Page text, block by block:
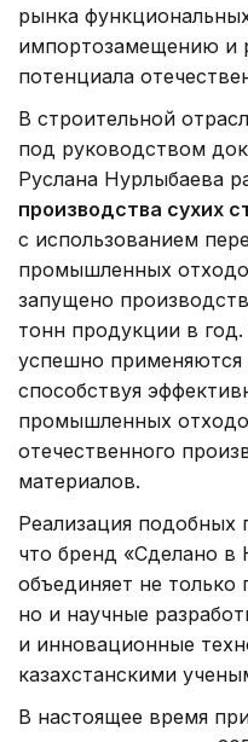
рынка
импортозамещению и
потенциала
В строительной
под руководством
Руслана Нурлыбаева
производства сухих
с использованием
промышленных
запущено
тонн продукции в
успешно применяются
способствуя
промышленных
отечественного
материалов.
Реализация подобных
что бренд «Сделано в
объединяет не
но и научные
и инновационные
казахстанскими
В настоящее время